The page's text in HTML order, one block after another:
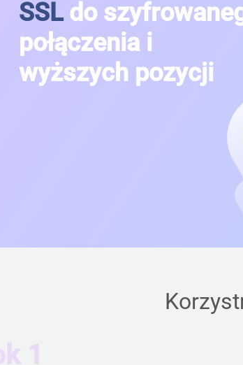
SSLdo
połączenia i
wyższych pozycji
1